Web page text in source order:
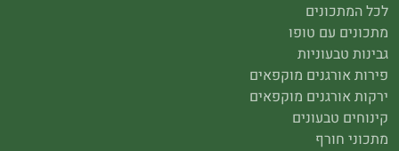
לכל המתכונים
מתכונים עם טופו
גבינות טבעוניות
פירות אורגנים מוקפאים
ירקות אורגנים מוקפאים
קינוחים טבעונים
מתכוני חורף